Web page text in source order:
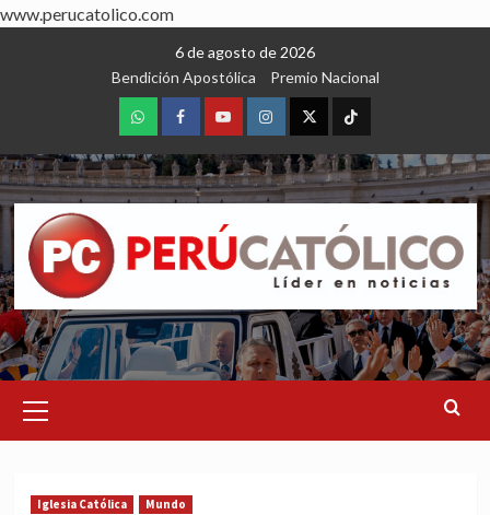
www.perucatolico.com
6 de agosto de 2026
Bendición Apostólica
Premio Nacional
WhatsAppFacebookYoutubeInstagram
X TikTok
Menu
Iglesia Católica Mundo